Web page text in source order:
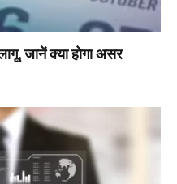
जानें क्या होगा असर